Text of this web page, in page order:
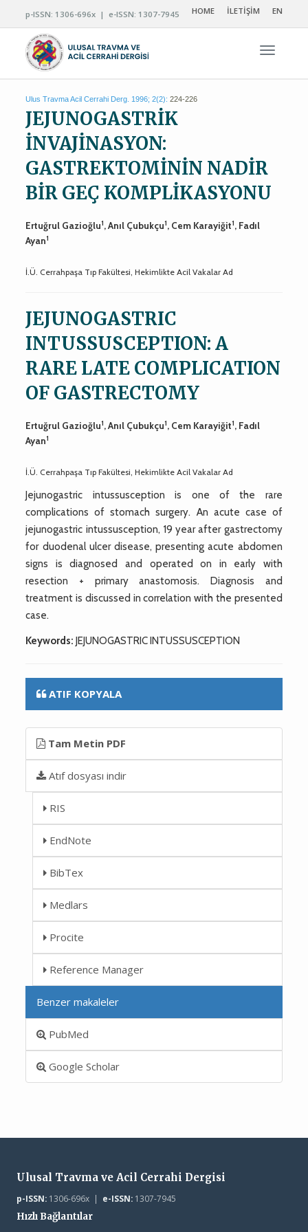
p-ISSN: 1306-696x | e-ISSN: 1307-7945 HOME İLETİŞİM EN
Ulus Travma Acil Cerrahi Derg. 1996; 2(2): 224-226
JEJUNOGASTRİK
İNVAJİNASYON:
GASTREKTOMİNİN NADİR
BİR GEÇ KOMPLİKASYONU
Ertuğrul Gazioğlu1, Anıl Çubukçu1, Cem Karayiğit1, Fadıl
Ayan1
İ.Ü. Cerrahpaşa Tıp Fakültesi, Hekimlikte Acil Vakalar Ad
JEJUNOGASTRIC
INTUSSUSCEPTION: A
RARE LATE COMPLICATION
OF GASTRECTOMY
Ertuğrul Gazioğlu1, Anıl Çubukçu1, Cem Karayiğit1, Fadıl
Ayan1
İ.Ü. Cerrahpaşa Tıp Fakültesi, Hekimlikte Acil Vakalar Ad
Jejunogastric intussusception is one of the rare
complications of stomach surgery. An acute case of
jejunogastric intussusception, 19 year after gastrectomy
for duodenal ulcer disease, presenting acute abdomen
signs is diagnosed and operated on in early with
resection + primary anastomosis. Diagnosis and
treatment is discussed in correlation with the presented
case.
Keywords: JEJUNOGASTRIC INTUSSUSCEPTION
ATIF KOPYALA
Tam Metin PDF
Atıf dosyası indir
RIS
EndNote
BibTex
Medlars
Procite
Reference Manager
Benzer makaleler
PubMed
Google Scholar
Ulusal Travma ve Acil Cerrahi Dergisi
p-ISSN:1306-696x | e-ISSN:1307-7945
Hızlı Bağlantılar